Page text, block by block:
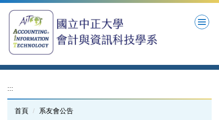
到
區
:::
首頁 系友會公告